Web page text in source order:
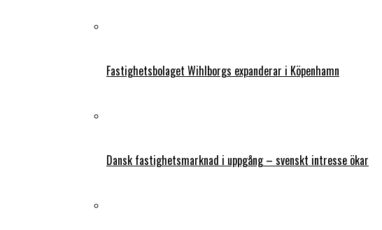
Fastighetsbolaget Wihlborgs expanderar i Köpenhamn
Dansk fastighetsmarknad i uppgång – svenskt intresse ökar